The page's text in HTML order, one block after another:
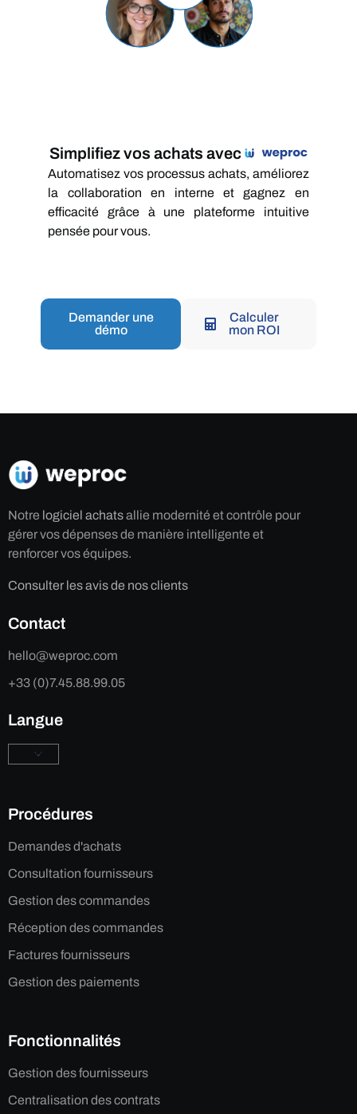
Simplifiez vos achats avec
Automatisez vos processus achats, améliorez
la collaboration en interne et gagnez en
efficacité grâce à une plateforme intuitive
pensée pour vous.
Demander une
démo
Calculer
mon ROI
Notre logiciel achatsallie modernité et contrôle pour
gérer vos dépenses de manière intelligente et
renforcer vos équipes.
Consulter les avis de nos clients
Contact
hello@weproc.com
+33 (0)7.45.88.99.05
Langue
Procédures
Demandes d'achats
Consultation fournisseurs
Gestion des commandes
Réception des commandes
Factures fournisseurs
Gestion des paiements
Fonctionnalités
Gestion des fournisseurs
Centralisation des contrats